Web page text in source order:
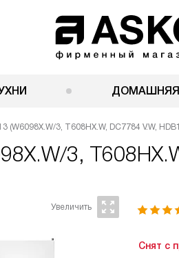
ДОМАШНЯЯ
(W6098X.W/3, T608HX.W, DC7784 V.W,
3,
Снят с